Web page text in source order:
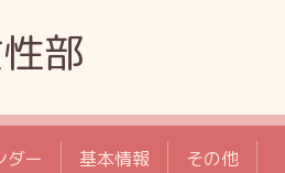
部
ダー 基本情報 その他